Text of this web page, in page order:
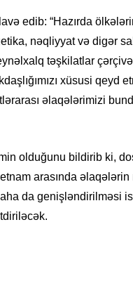
edib: “Hazırda
nəqliyyat və digər
təşkilatlar
xüsusi qeyd
əlaqələrimizi
olduğunu bildirib ki,
arasında
da genişləndirilməsi